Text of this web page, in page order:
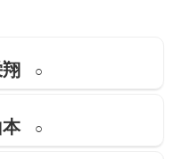
○
本 ○